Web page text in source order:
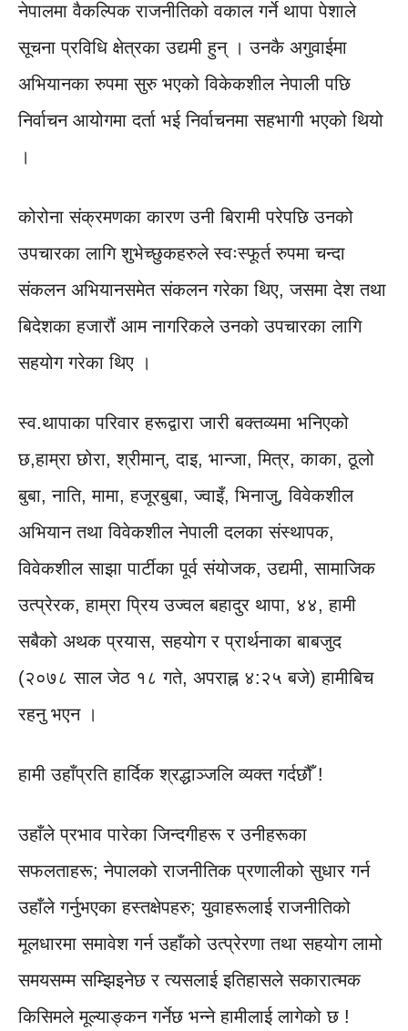
नेपालमा वैकल्पिक राजनीतिको वकाल गर्ने थापा पेशाले
सूचना प्रविधि क्षेत्रका उद्यमी हुन् । उनकै अगुवाईमा
अभियानका रुपमा सुरु भएको विकेकशील नेपाली पछि
निर्वाचन आयोगमा दर्ता भई निर्वाचनमा सहभागी भएको थियो
।
कोरोना संक्रमणका कारण उनी बिरामी परेपछि उनको
उपचारका लागि शुभेच्छुकहरुले स्वःस्फूर्त रुपमा चन्दा
संकलन अभियानसमेत संकलन गरेका थिए, जसमा देश तथा
बिदेशका हजारौं आम नागरिकले उनको उपचारका लागि
सहयोग गरेका थिए ।
स्व.थापाका परिवार हरूद्वारा जारी बक्तव्यमा भनिएको
छ,हाम्रा छोरा, श्रीमान्, दाइ, भान्जा, मित्र, काका, ठूलो
बुबा, नाति, मामा, हजूरबुबा, ज्वाइँ, भिनाजु, विवेकशील
अभियान तथा विवेकशील नेपाली दलका संस्थापक,
विवेकशील साझा पार्टीका पूर्व संयोजक, उद्यमी, सामाजिक
उत्प्रेरक, हाम्रा प्रिय उज्वल बहादुर थापा, ४४, हामी
सबैको अथक प्रयास, सहयोग र प्रार्थनाका बाबजुद
(२०७८ साल जेठ १८ गते, अपराह्न ४:२५ बजे) हामीबिच
रहनु भएन ।
हामी उहाँप्रति हार्दिक श्रद्धाञ्जलि व्यक्त गर्दछौँ !
उहाँले प्रभाव पारेका जिन्दगीहरू र उनीहरूका
सफलताहरू; नेपालको राजनीतिक प्रणालीको सुधार गर्न
उहाँले गर्नुभएका हस्तक्षेपहरु; युवाहरूलाई राजनीतिको
मूलधारमा समावेश गर्न उहाँको उत्प्रेरणा तथा सहयोग लामो
समयसम्म सम्झिइनेछ र त्यसलाई इतिहासले सकारात्मक
किसिमले मूल्याङ्कन गर्नेछ भन्ने हामीलाई लागेको छ !